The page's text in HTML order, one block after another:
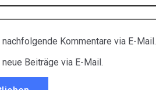
Kommentare via E-Mail.
Beiträge via E-Mail.